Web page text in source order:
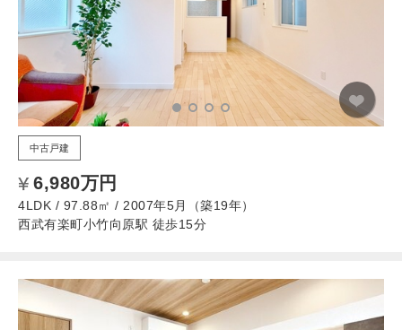
中古戸建
6,980万円
4LDK / 97.88㎡ / 2007年5月（築19年）
西武有楽町小竹向原駅 徒歩15分